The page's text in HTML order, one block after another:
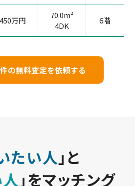
450万円
70.0m²
4DK
6階
の無料査定を依頼する
たい人」と
」をマッチング